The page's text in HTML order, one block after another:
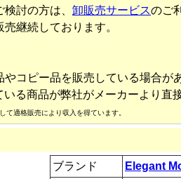
討の方は、 卸販売サービスのご
継続しております。
コピー品を販売している場合が
いる商品が弊社がメーカーより直
適格販売により収入を得ています。
ブランド
Elegant